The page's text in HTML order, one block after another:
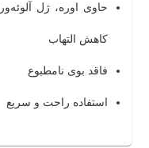
حاوی اوره، ژل
کاهش التهاب
فاقد بوی نامطبوع
استفاده راحت و سریع